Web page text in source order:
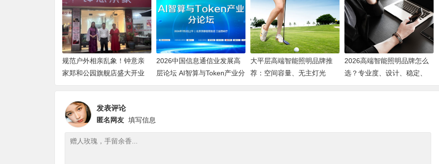
规范户外相亲乱象！钟意亲
家郑和公园旗舰店盛大开业
2026中国信息通信业发展高
层论坛 AI智算与Token产业分
论坛顺利举办
大平层高端智能照明品牌推
荐：空间容量、无主灯光
质、全屋定制、长期售后四
2026高端智能照明品牌怎么
选？专业度、设计、稳定、
服务四大维度深度盘点
发表评论
匿名网友 填写信息